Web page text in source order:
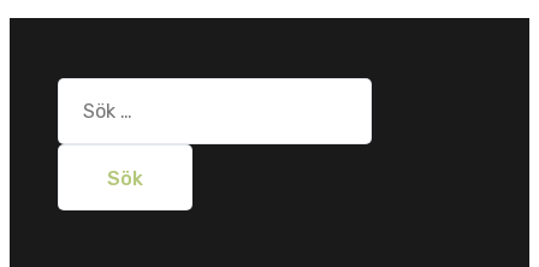
Sök
efter: